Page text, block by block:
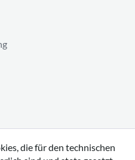
die für den technischen